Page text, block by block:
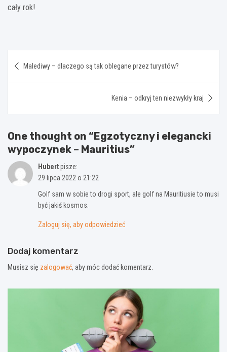
cały rok!
wpisu
Malediwy – dlaczego są tak oblegane przez turystów?
Kenia – odkryj ten niezwykły kraj
One thought on “Egzotyczny i elegancki
wypoczynek – Mauritius”
Hubertpisze:
29 lipca 2022 o 21:22
Golf sam w sobie to drogi sport, ale golf na Mauritiusie to musi
być jakiś kosmos.
Zaloguj się, aby odpowiedzieć
Dodaj komentarz
Musisz się zalogować, aby móc dodać komentarz.